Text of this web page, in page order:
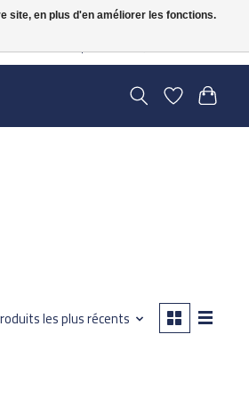
FR S’inscrire / Se connecter
les plus récents
site, en plus d'en améliorer les fonctions.